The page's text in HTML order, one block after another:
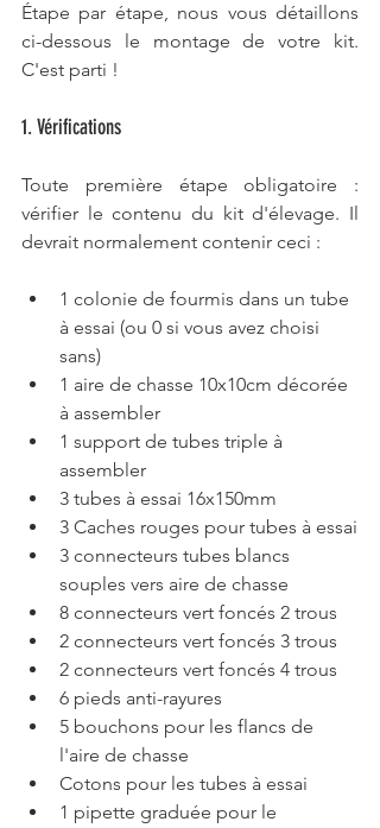
Étape par étape, nous vous détaillons
ci-dessous le montage de votre kit.
C'est parti !
1. Vérifications
Toute première étape obligatoire :
vérifier le contenu du kit d'élevage. Il
devrait normalement contenir ceci :
1 colonie de fourmis dans un tube
à essai (ou 0 si vous avez choisi
sans)
1 aire de chasse 10x10cm décorée
à assembler
1 support de tubes triple à
assembler
3 tubes à essai 16x150mm
3 Caches rouges pour tubes à essai
3 connecteurs tubes blancs
souples vers aire de chasse
8 connecteurs vert foncés 2 trous
2 connecteurs vert foncés 3 trous
2 connecteurs vert foncés 4 trous
6 pieds anti-rayures
5 bouchons pour les flancs de
l'aire de chasse
Cotons pour les tubes à essai
1 pipette graduée pour le